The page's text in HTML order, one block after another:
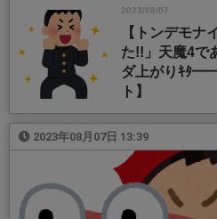
2023/08/07
【トンデモナ
た!!」天魔4で
ダ上がりｷﾀ
ト】
2023年08月07日 13:39